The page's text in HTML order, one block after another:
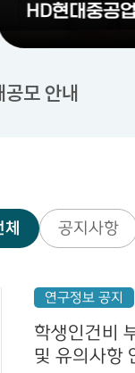
모 안내
조사 안내
공지사항
연구정보 공지
학생인건비
및 유의사항